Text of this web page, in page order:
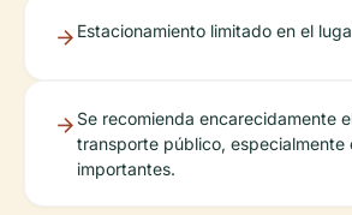
Estacionamiento limitado en el
Se recomienda encarecidamente
transporte público, especialmente
importantes.